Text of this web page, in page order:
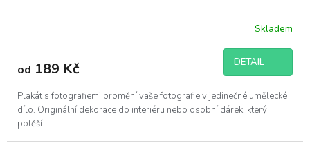
Skladem
od 189 Kč DETAIL
Plakát s fotografiemi promění vaše fotografie v jedinečné umělecké
dílo. Originální dekorace do interiéru nebo osobní dárek, který
potěší.